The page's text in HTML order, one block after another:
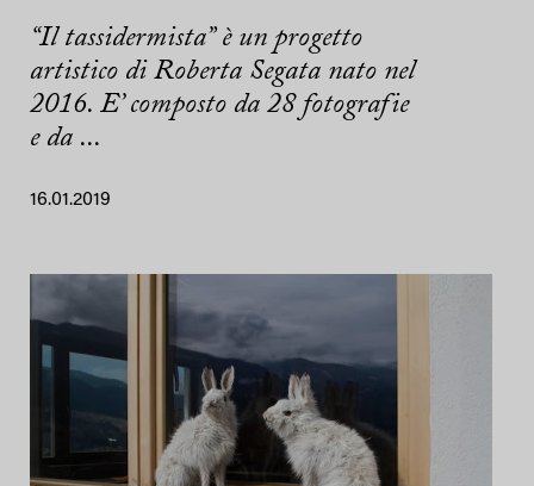
“Il tassidermista” è un progetto
artistico di Roberta Segata nato nel
2016. E’ composto da 28 fotografie
e da ...
16.01.2019